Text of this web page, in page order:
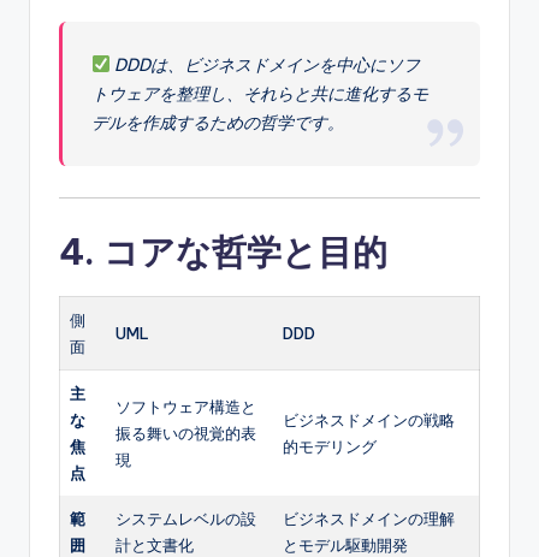
DDDは、ビジネスドメインを中心にソフ
トウェアを整理し、それらと共に進化するモ
デルを作成するための哲学です。
4. コアな哲学と目的
側
面
UML DDD
主
な
焦
点
ソフトウェア構造と
振る舞いの視覚的表
現
ビジネスドメインの戦略
的モデリング
範
囲
システムレベルの設
計と文書化
ビジネスドメインの理解
とモデル駆動開発